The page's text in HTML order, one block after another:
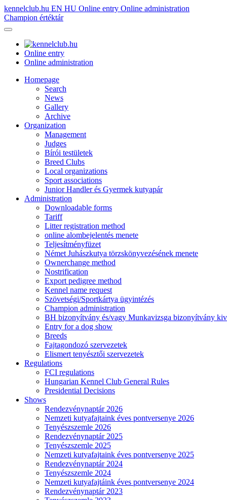
kennelclub.hu EN HU Online entry Online administration
Champion értéktár
Online entry
Online administration
Homepage
Search
News
Gallery
Archive
Organization
Management
Judges
Bírói testületek
Breed Clubs
Local organizations
Sport associations
Junior Handler és Gyermek kutyapár
Administration
Downloadable forms
Tariff
Litter registration method
online alombejelentés menete
Teljesítményfüzet
Német Juhászkutya törzskönyvezésének menete
Ownerchange method
Nostrification
Export pedigree method
Kennel name request
Szövetségi/Sportkártya ügyintézés
Champion administration
BH bizonyítvány és/vagy Munkavizsga bizonyítvány
Entry for a dog show
Breeds
Fajtagondozó szervezetek
Elismert tenyésztői szervezetek
Regulations
FCI regulations
Hungarian Kennel Club General Rules
Presidential Decisions
Shows
Rendezvénynaptár 2026
Nemzeti kutyafajtaink éves pontversenye 2026
Tenyészszemle 2026
Rendezvénynaptár 2025
Tenyészszemle 2025
Nemzeti kutyafajtaink éves pontversenye 2025
Rendezvénynaptár 2024
Tenyészszemle 2024
Nemzeti kutyafajtáink éves pontversenye 2024
Rendezvénynaptár 2023